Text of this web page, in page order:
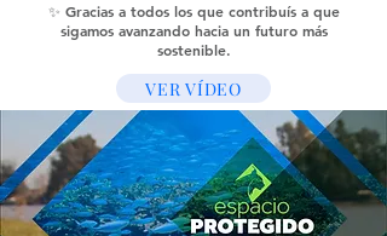
✨ Gracias a todos los que contribuís a que
sigamos avanzando hacia un futuro más
sostenible.
VER VÍDEO